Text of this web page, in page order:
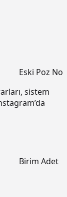
sistem
Eski Poz No
Birim Adet